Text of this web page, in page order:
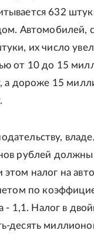
632
Автомобилей,
их число
от 10 до 15
а дороже 15
рублей должны
налог на
по
- 1,1. Налог в
десять